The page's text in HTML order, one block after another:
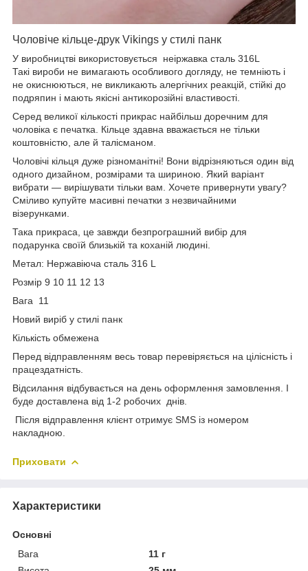
Чоловіче кільце-друк Vikings у стилі панк
У виробництві використовується неіржавка сталь 316L
Такі вироби не вимагають особливого догляду, не темніють і
не окиснюються, не викликають алергічних реакцій, стійкі до
подряпин і мають якісні антикорозійні властивості.
Серед великої кількості прикрас найбільш доречним для
чоловіка є печатка. Кільце здавна вважається не тільки
коштовністю, але й талісманом.
Чоловічі кільця дуже різноманітні! Вони відрізняються один від
одного дизайном, розмірами та шириною. Який варіант
вибрати — вирішувати тільки вам. Хочете привернути увагу?
Сміливо купуйте масивні печатки з незвичайними
візерунками.
Така прикраса, це завжди безпрограшний вибір для
подарунка своїй близькій та коханій людині.
Метал: Нержавіюча сталь 316 L
Розмір 9 10 11 12 13
Вага 11
Новий виріб у стилі панк
Кількість обмежена
Перед відправленням весь товар перевіряється на цілісність і
працездатність.
Відсилання відбувається на день оформлення замовлення. І
буде доставлена від 1-2 робочих днів.
Після відправлення клієнт отримує SMS із номером
накладною.
Приховати
Характеристики
Основні
Вага
11 г